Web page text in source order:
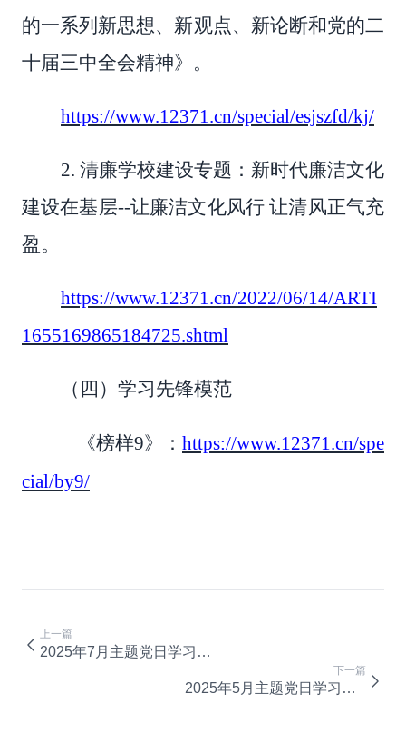
的一系列新思想、新观点、新论断和党的二
十届三中全会精神》。
https://www.12371.cn/special/esjszfd/kj/
2. 清廉学校建设专题：新时代廉洁文化
建设在基层--让廉洁文化风行 让清风正气充
盈。
https://www.12371.cn/2022/06/14/ARTI
1655169865184725.shtml
（四）学习先锋模范
《榜样9》： https://www.12371.cn/spe
cial/by9/
上一篇
2025年7月主题党日学习内容参考
下一篇
2025年5月主题党日学习内容参考